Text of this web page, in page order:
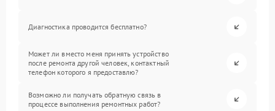
Диагностика проводится бесплатно?
Может ли вместо меня принять устройство
после ремонта другой человек, контактный
телефон которого я предоставлю?
Возможно ли получать обратную связь в
процессе выполнения ремонтных работ?